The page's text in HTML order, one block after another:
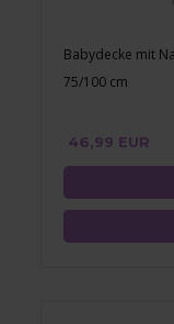
Babydecke mit
75/100 cm
46,99 EUR